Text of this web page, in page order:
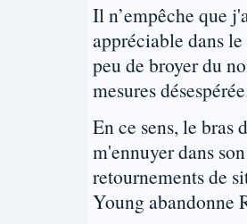
Il n’empêche que
appréciable dans
peu de broyer du
mesures
En ce sens, le
m'ennuyer dans
retournements de
Young abandonne